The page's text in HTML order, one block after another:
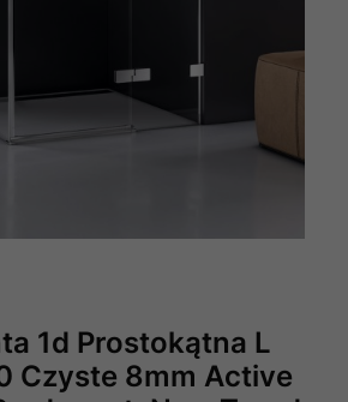
1d Prostokątna L
Czyste 8mm Active